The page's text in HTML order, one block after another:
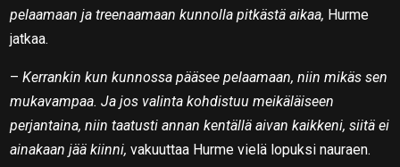
pelaamaan ja treenaamaan kunnolla pitkästä aikaa, Hurme
jatkaa.
–Kerrankin kun kunnossa pääsee pelaamaan, niin mikäs sen
mukavampaa. Ja jos valinta kohdistuu meikäläiseen
perjantaina, niin taatusti annan kentällä aivan kaikkeni, siitä ei
ainakaan jää kiinni,vakuuttaa Hurme vielä lopuksi nauraen.